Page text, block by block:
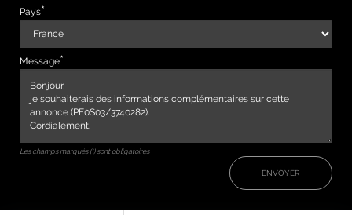
Pays
Message
Les champs marqués (*) sont obligatoires
ENVOYER